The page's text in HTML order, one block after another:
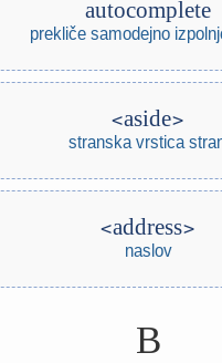
autocomplete
prekliče samodejno
aside
stranska vrstica
address
naslov
B